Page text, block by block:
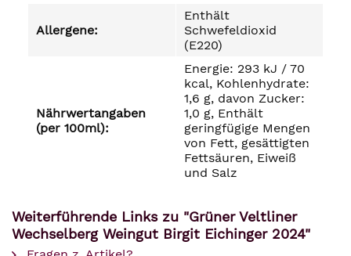
Allergene:
Enthält
Schwefeldioxid
(E220)
Nährwertangaben
(per 100ml):
Energie: 293 kJ / 70
kcal, Kohlenhydrate:
1,6 g, davon Zucker:
1,0 g, Enthält
geringfügige Mengen
von Fett, gesättigten
Fettsäuren, Eiweiß
und Salz
Weiterführende Links zu "Grüner Veltliner
Wechselberg Weingut Birgit Eichinger 2024"